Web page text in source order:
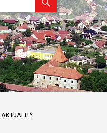
AKTUALITY